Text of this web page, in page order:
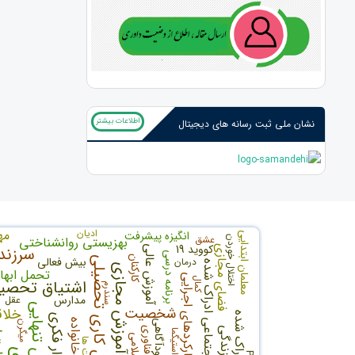
نشان ملی ثبت رسانه های دیجیتال اطلاعات بیشتر
اشتیاقاهمال کاری تحصیلیآموزش مجازیشخصیت
خانواده
تحمل کارکردهای اجرایی آموزش عالی
بهزیستی روانشناختی فضای مجازی
اسلامی
انگیزه پیشرفت معلمان ابتدایی برنامه درسی
خودآگاهی
بیش فعالی
فناوری
مدارس
کووید 19
کارکنان
استیگما میگرن
اختلال خوردن درمان
عقل
کمال
ادیان
سندرم
عشق